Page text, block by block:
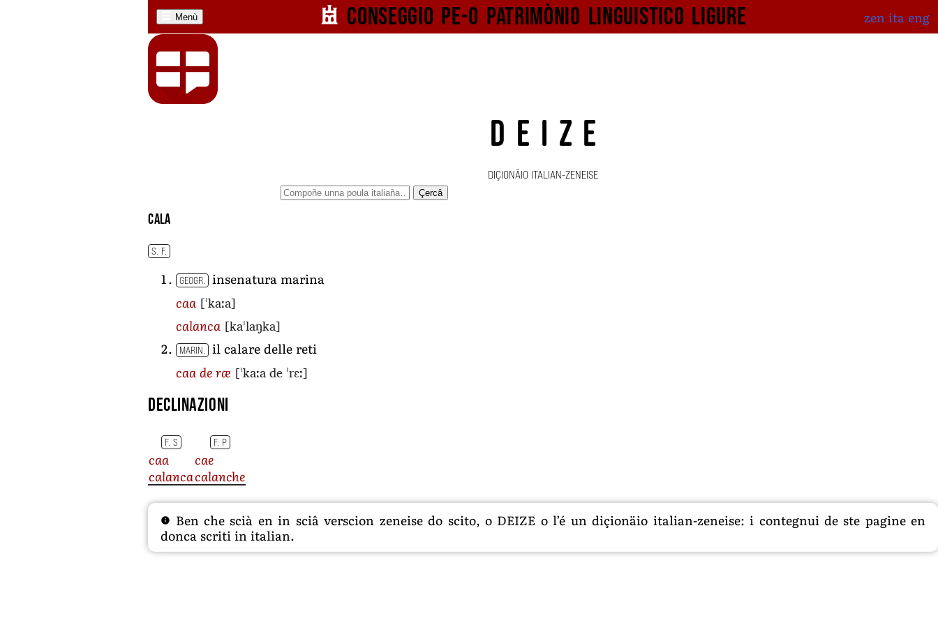
Menù Conseggio pe-o patrimònio linguistico ligure zen ita eng
DEIZE
DIÇIONÄIO ITALIAN-ZENEISE
Çercâ
cala
S. F.
GEOGR.
insenatura marina
caa [ˈkaːa]
calanca [kaˈlaŋka]
MARIN.
il calare delle reti
caa de ræ [ˈkaːa de ˈrɛː]
Declinazioni
F. S F. P
caa
cae
calancacalanche
Ben che scià en in sciâ verscion zeneise do scito, o DEIZE o l’é un diçionäio italian-zeneise: i contegnui de ste pagine en
donca scriti in italian.